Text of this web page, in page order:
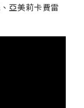
亞美莉卡費雷